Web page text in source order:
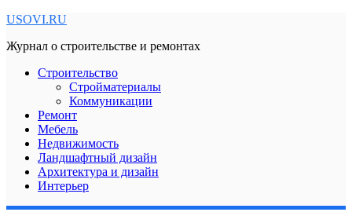
USOVI.RU
Журнал о строительстве и ремонтах
Строительство
Стройматериалы
Коммуникации
Ремонт
Мебель
Недвижимость
Ландшафтный дизайн
Архитектура и дизайн
Интерьер